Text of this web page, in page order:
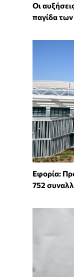
Οι
παγίδα
Εφορία:
752